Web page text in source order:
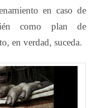
en caso de
como plan de
en verdad, suceda.